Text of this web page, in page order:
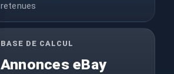
retenues
BASE DE CALCUL
Annonces eBay